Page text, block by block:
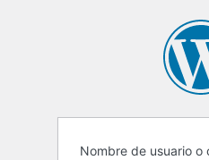
Nombre de usuario o